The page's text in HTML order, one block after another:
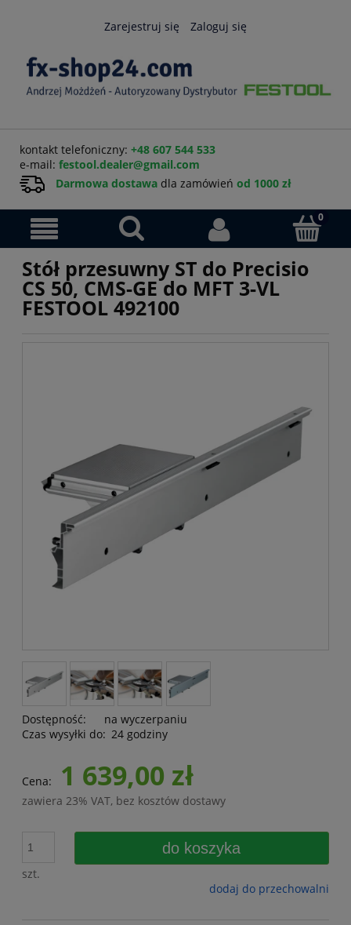
Zarejestruj się Zaloguj się
kontakt telefoniczny: +48 607 544 533
e-mail: festool.dealer@gmail.com
Darmowa dostawa dla zamówień od 1000 zł
Stół przesuwny ST do Precisio
CS 50, CMS-GE do MFT 3-VL
FESTOOL 492100
Dostępność:
na wyczerpaniu
Czas wysyłki do: 24 godziny
Cena: 1 639,00 zł
zawiera 23% VAT, bez kosztów dostawy
szt.
do koszyka
dodaj do przechowalni